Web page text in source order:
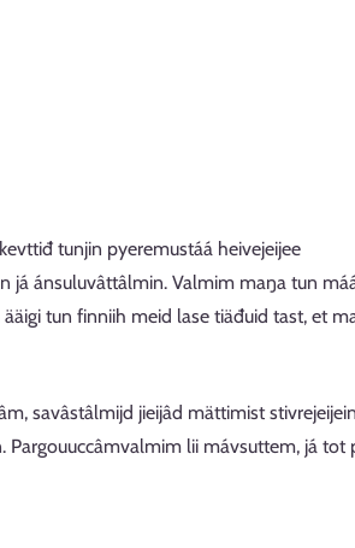
tunjin pyeremustáá heivejeijee
já ánsuluvâttâlmin. Valmim maŋa tun
tun finniih meid lase tiäđuid tast, et
savâstâlmijd jieijâd mättimist
Pargouuccâmvalmim lii mávsuttem, já tot